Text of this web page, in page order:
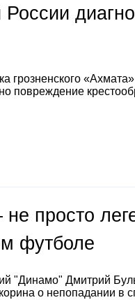
грозненского
повреждение
просто
футболе
"Динамо" Дмитрий
о непопадании в